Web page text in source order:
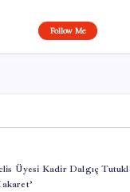
Follow Me
Üyesi Kadir Dalgıç